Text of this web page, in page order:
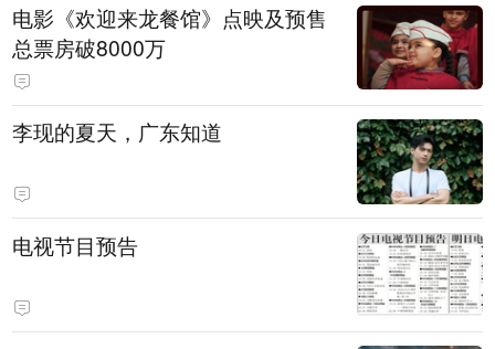
电影《欢迎来龙餐馆》点映及预售
总票房破8000万
李现的夏天，广东知道
电视节目预告